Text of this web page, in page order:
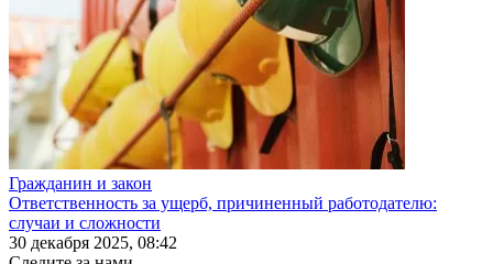
Гражданин и закон
Ответственность за ущерб, причиненный работодателю:
случаи и сложности
30 декабря 2025, 08:42